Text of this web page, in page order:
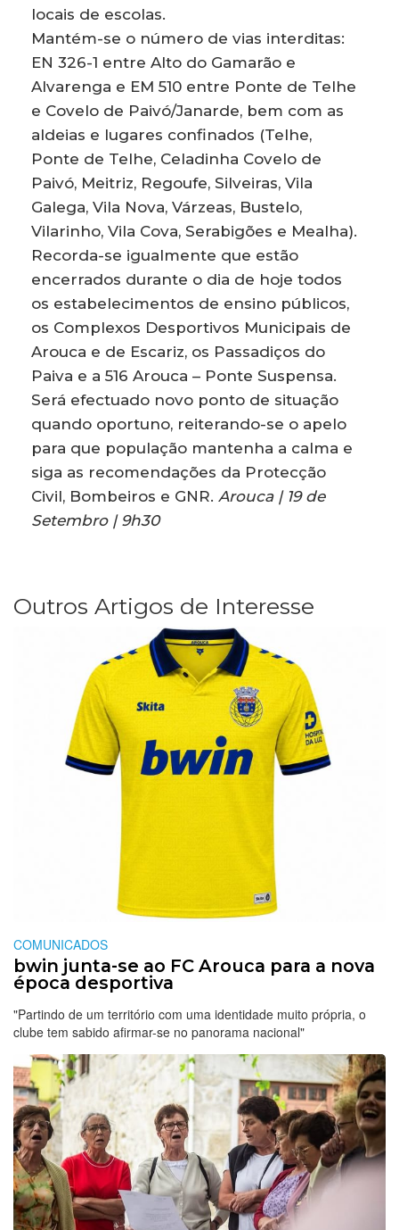
locais de escolas.
Mantém-se o número de vias interditas:
EN 326-1 entre Alto do Gamarão e
Alvarenga e EM 510 entre Ponte de Telhe
e Covelo de Paivó/Janarde, bem com as
aldeias e lugares confinados (Telhe,
Ponte de Telhe, Celadinha Covelo de
Paivó, Meitriz, Regoufe, Silveiras, Vila
Galega, Vila Nova, Várzeas, Bustelo,
Vilarinho, Vila Cova, Serabigões e Mealha).
Recorda-se igualmente que estão
encerrados durante o dia de hoje todos
os estabelecimentos de ensino públicos,
os Complexos Desportivos Municipais de
Arouca e de Escariz, os Passadiços do
Paiva e a 516 Arouca – Ponte Suspensa.
Será efectuado novo ponto de situação
quando oportuno, reiterando-se o apelo
para que população mantenha a calma e
siga as recomendações da Protecção
Civil, Bombeiros e GNR. Arouca | 19 de
Setembro | 9h30
Outros Artigos de Interesse
COMUNICADOS
bwin junta-se ao FC Arouca para a nova
época desportiva
"Partindo de um território com uma identidade muito própria, o
clube tem sabido afirmar-se no panorama nacional"